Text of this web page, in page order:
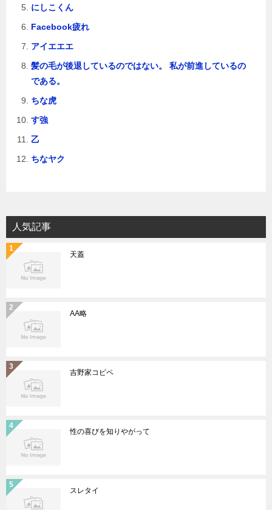
にしこくん
Facebook疲れ
アイエエエ
髪の毛が後退しているのではない。 私が前進しているの
である。
ちな虎
す強
乙
ちなヤク
人気記事
天蓋
AA略
吉野家コピペ
性の喜びを知りやがって
スレタイ